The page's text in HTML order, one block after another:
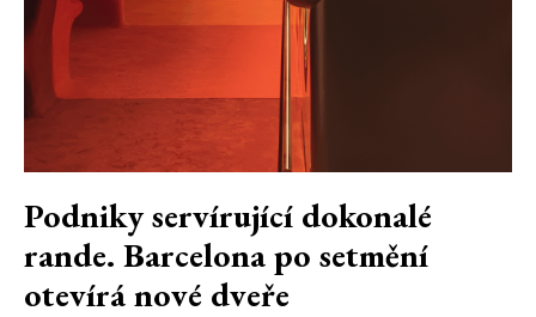
Podniky servírující dokonalé
rande. Barcelona po setmění
otevírá nové dveře